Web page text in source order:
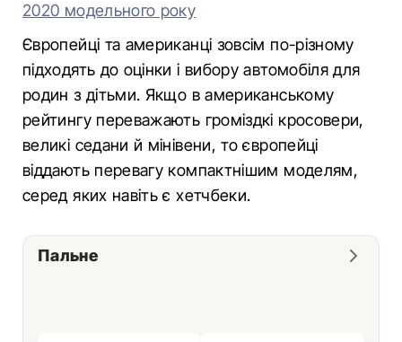
2020 модельного року
Європейці та американці зовсім по-різному
підходять до оцінки і вибору автомобіля для
родин з дітьми. Якщо в американському
рейтингу переважають громіздкі кросовери,
великі седани й мінівени, то європейці
віддають перевагу компактнішим моделям,
серед яких навіть є хетчбеки.
Пальне